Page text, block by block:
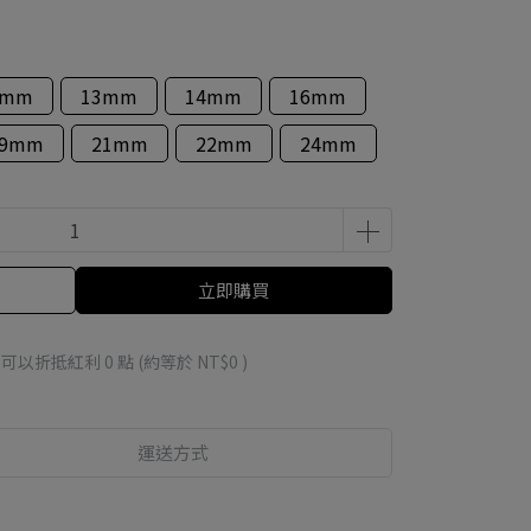
13mm 14mm
16mm
21mm 22mm 24mm
立即購買
以折抵紅利 0 點 (約等於 NT$0 )
運送方式